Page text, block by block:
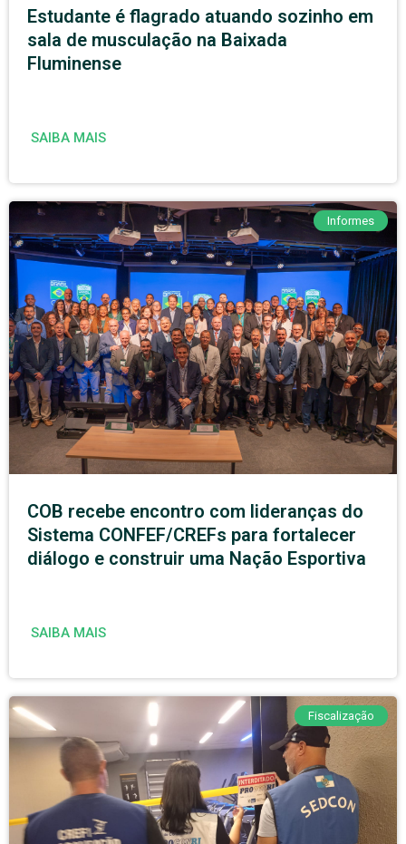
Estudante é flagrado atuando sozinho em
sala de musculação na Baixada
Fluminense
SAIBA MAIS
Informes
COB recebe encontro com lideranças do
Sistema CONFEF/CREFs para fortalecer
diálogo e construir uma Nação Esportiva
SAIBA MAIS
Fiscalização